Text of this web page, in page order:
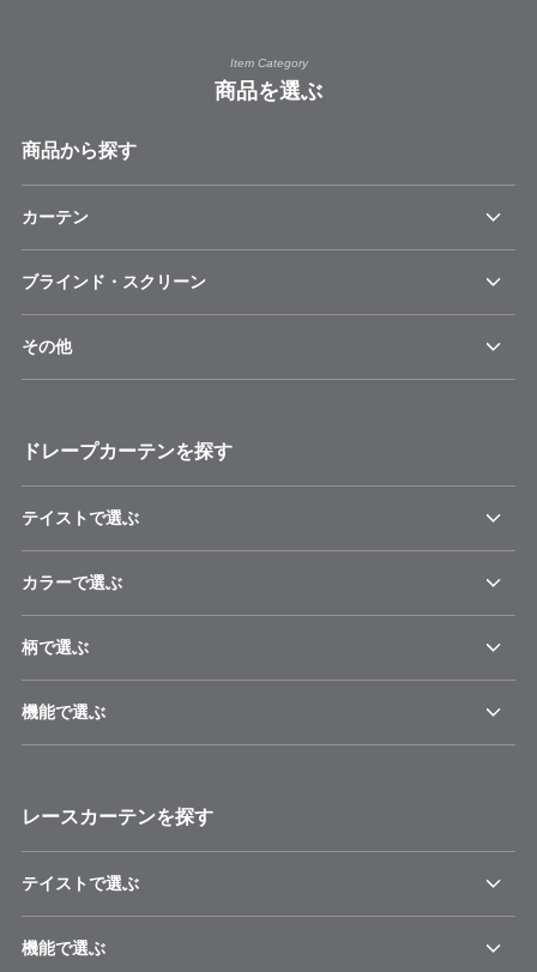
Item Category
商品を選ぶ
商品から探す
カーテン
ブラインド・スクリーン
その他
ドレープカーテンを探す
テイストで選ぶ
カラーで選ぶ
柄で選ぶ
機能で選ぶ
レースカーテンを探す
テイストで選ぶ
機能で選ぶ